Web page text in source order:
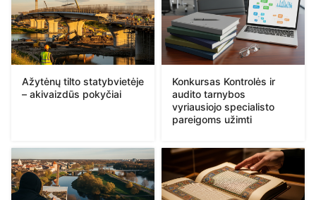
Ažytėnų tilto statybvietėje
– akivaizdūs pokyčiai
Konkursas Kontrolės ir
audito tarnybos
vyriausiojo specialisto
pareigoms užimti